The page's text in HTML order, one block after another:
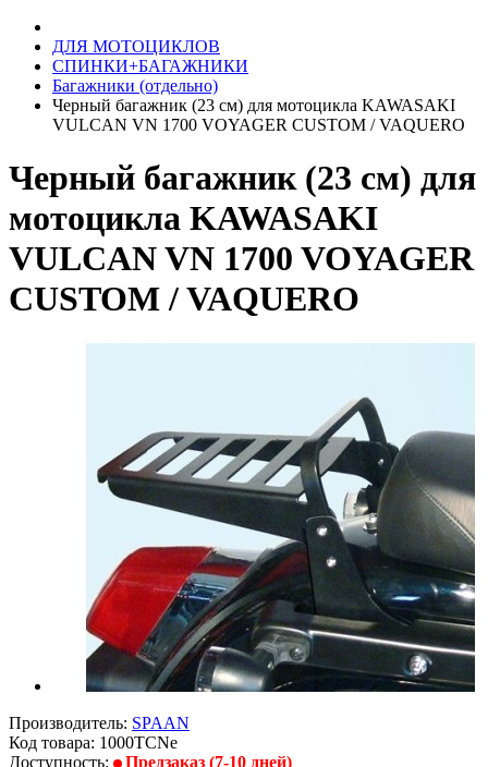
ДЛЯ МОТОЦИКЛОВ
СПИНКИ+БАГАЖНИКИ
Багажники (отдельно)
Черный багажник (23 см) для мотоцикла KAWASAKI
VULCAN VN 1700 VOYAGER CUSTOM / VAQUERO
Черный багажник (23 см) для
мотоцикла KAWASAKI
VULCAN VN 1700 VOYAGER
CUSTOM / VAQUERO
Производитель: SPAAN
Код товара: 1000TCNe
Доступность:
Предзаказ (7-10 дней)